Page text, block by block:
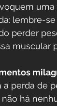
lembre-
perder
muscular
a perda de
há